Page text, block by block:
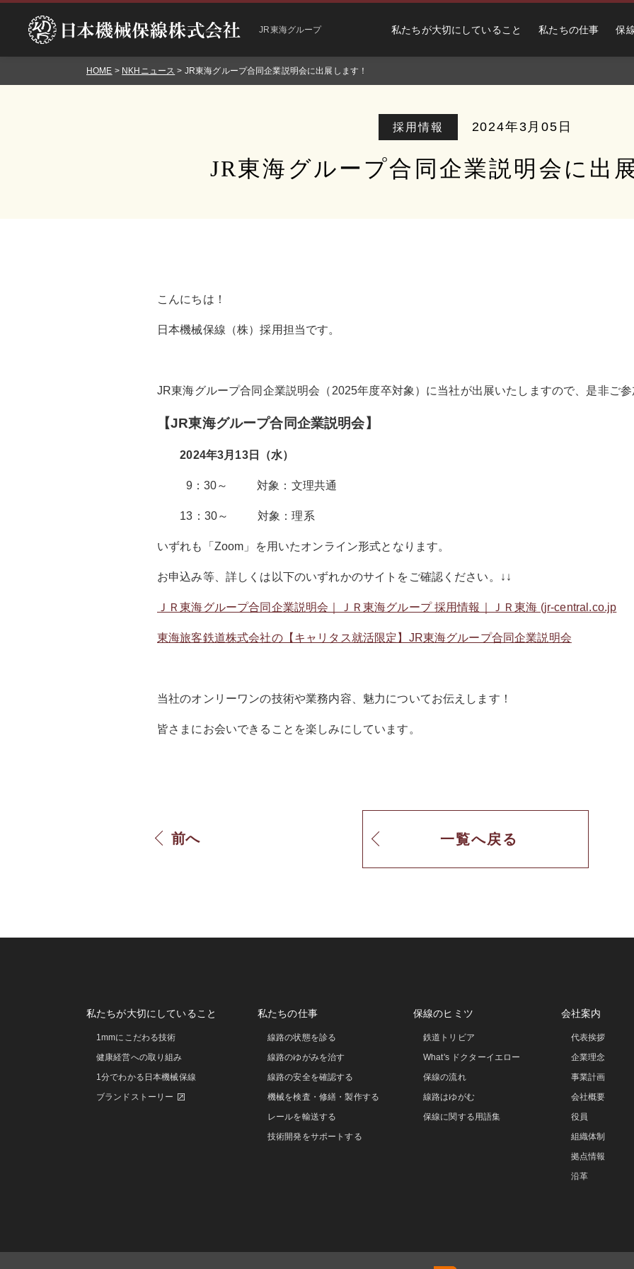
JR東海グループ 私たちが大切にしていること 私たちの仕事 保
HOME > NKHニュース > JR東海グループ合同企業説明会に出展します！
採用情報 2024年3月05日
JR東海グループ合同企業説明会に出
こんにちは！
日本機械保線（株）採用担当です。
JR東海グループ合同企業説明会（2025年度卒対象）に当社が出展いたしますので、是非ご
【JR東海グループ合同企業説明会】
2024年3月13日（水）
9：30～ 対象：文理共通
13：30～ 対象：理系
いずれも「Zoom」を用いたオンライン形式となります。
お申込み等、詳しくは以下のいずれかのサイトをご確認ください。↓↓
ＪＲ東海グループ合同企業説明会｜ＪＲ東海グループ 採用情報｜ＪＲ東海 (jr-central.co.jp
東海旅客鉄道株式会社の【キャリタス就活限定】JR東海グループ合同企業説明会
当社のオンリーワンの技術や業務内容、魅力についてお伝えします！
皆さまにお会いできることを楽しみにしています。
前へ 一覧へ戻る
私たちが大切にしていること
1mmにこだわる技術
健康経営への取り組み
1分でわかる日本機械保線
ブランドストーリー
私たちの仕事
線路の状態を診る
線路のゆがみを治す
線路の安全を確認する
機械を検査・修繕・製作する
レールを輸送する
技術開発をサポートする
保線のヒミツ
鉄道トリビア
What's ドクターイエロー
保線の流れ
線路はゆがむ
保線に関する用語集
会社案内
代表挨拶
企業理念
事業計画
会社概要
役員
組織体制
拠点情報
沿革